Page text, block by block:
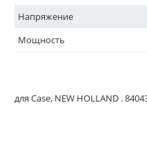
Напряжение
Мощность
для Case, NEW HOLLAND .